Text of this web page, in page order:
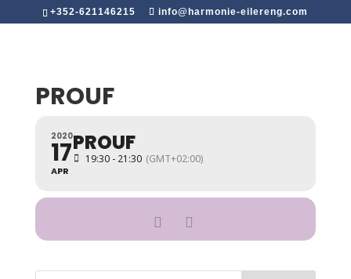
+352-621146215 info@harmonie-eilereng.com
PROUF
2020
17
APR
PROUF
19:30 - 21:30 (GMT+02:00)